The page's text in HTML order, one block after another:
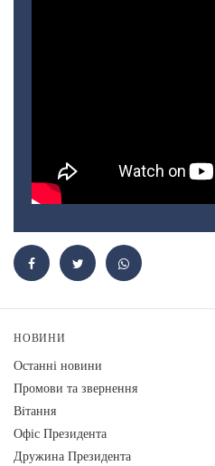
НОВИНИ
Останні новини
Промови та звернення
Вiтання
Офіс Президента
Дружина Президента